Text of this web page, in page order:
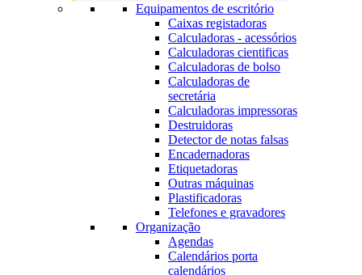
Equipamentos de escritório
Caixas registadoras
Calculadoras - acessórios
Calculadoras cientificas
Calculadoras de bolso
Calculadoras de
secretária
Calculadoras impressoras
Destruidoras
Detector de notas falsas
Encadernadoras
Etiquetadoras
Outras máquinas
Plastificadoras
Telefones e gravadores
Organização
Agendas
Calendários porta
calendários